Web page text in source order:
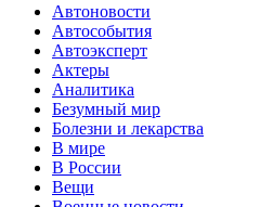
Автоновости
Автособытия
Автоэксперт
Актеры
Аналитика
Безумный мир
Болезни и лекарства
В мире
В России
Вещи